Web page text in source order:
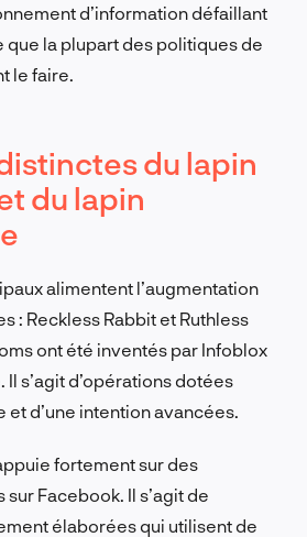
d’information défaillant
que la plupart des politiques de
le faire.
du lapin
du lapin
alimentent l’augmentation
: Reckless Rabbit et Ruthless
ont été inventés par Infoblox
s’agit d’opérations dotées
et d’une intention avancées.
fortement sur des
Facebook. Il s’agit de
élaborées qui utilisent de